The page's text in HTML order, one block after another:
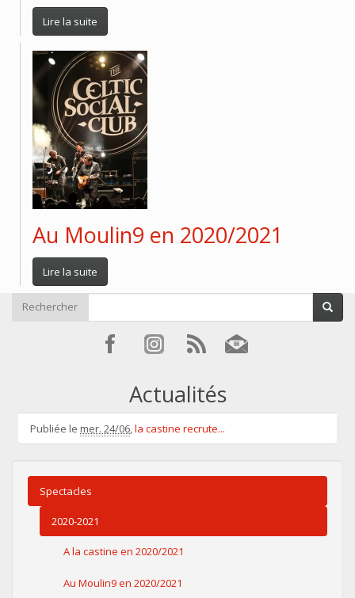
Lire la suite
Au Moulin9 en 2020/2021
Lire la suite
Rechercher
Actualités
Publiée le mer. 24/06,la castine recrute...
Spectacles
2020-2021
A la castine en 2020/2021
Au Moulin9 en 2020/2021